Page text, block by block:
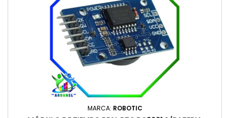
MARCA: ROBOTIC